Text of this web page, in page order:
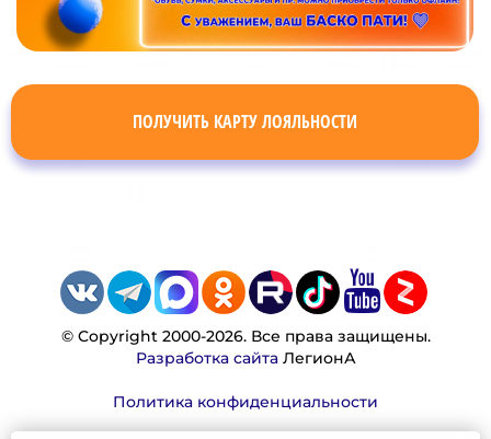
ПОЛУЧИТЬ КАРТУ ЛОЯЛЬНОСТИ
© Copyright 2000-2026. Все права защищены.
Разработка сайтаЛегионА
Политика конфиденциальности